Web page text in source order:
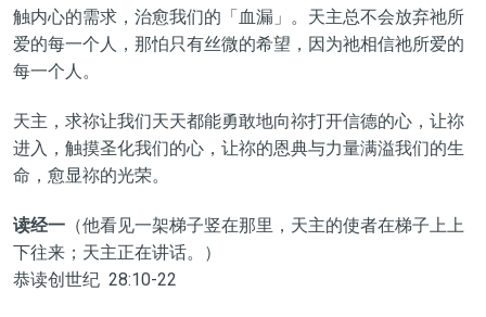
触内心的需求，治愈我们的「血漏」。天主总不会放弃祂所
爱的每一个人，那怕只有丝微的希望，因为祂相信祂所爱的
每一个人。
天主，求祢让我们天天都能勇敢地向祢打开信德的心，让祢
进入，触摸圣化我们的心，让祢的恩典与力量满溢我们的生
命，愈显祢的光荣。
读经一（他看见一架梯子竖在那里，天主的使者在梯子上上
下往来；天主正在讲话。）
恭读创世纪 28:10-22